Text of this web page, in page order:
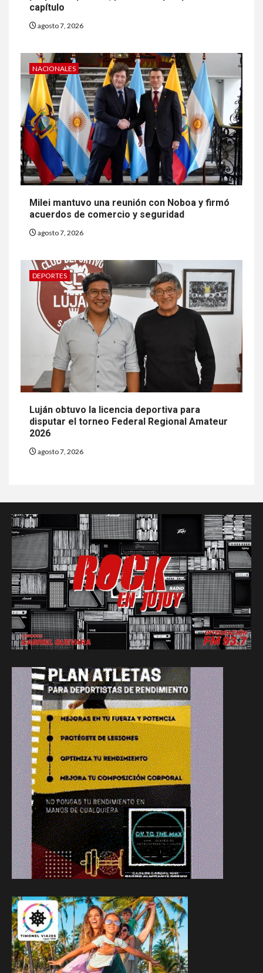
capítulo
agosto 7, 2026
NACIONALES
Milei mantuvo una reunión con Noboa y firmó
acuerdos de comercio y seguridad
agosto 7, 2026
DEPORTES
Luján obtuvo la licencia deportiva para
disputar el torneo Federal Regional Amateur
2026
agosto 7, 2026